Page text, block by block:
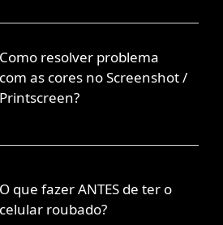
Como resolver problema
com as cores no Screenshot /
Printscreen?
O que fazer ANTES de ter o
celular roubado?